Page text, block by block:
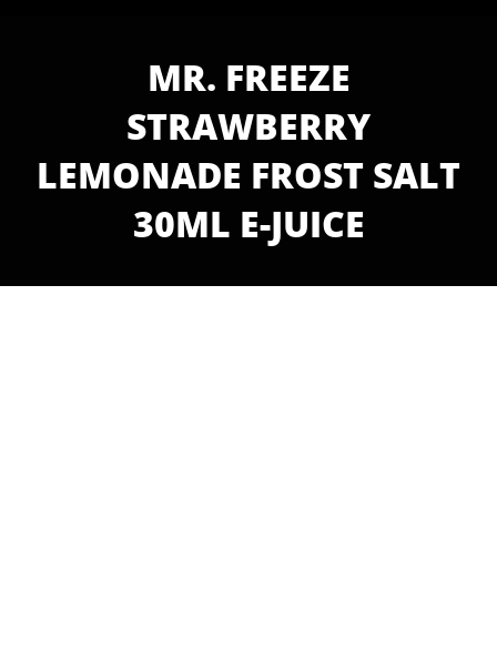
MR. FREEZE
STRAWBERRY
LEMONADE FROST SALT
30ML E-JUICE